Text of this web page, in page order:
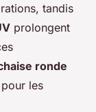
tandis
prolongent
ronde
les